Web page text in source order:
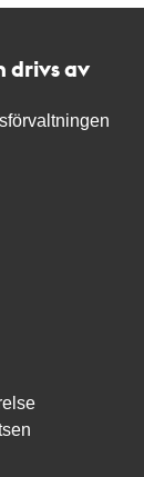
drivs av